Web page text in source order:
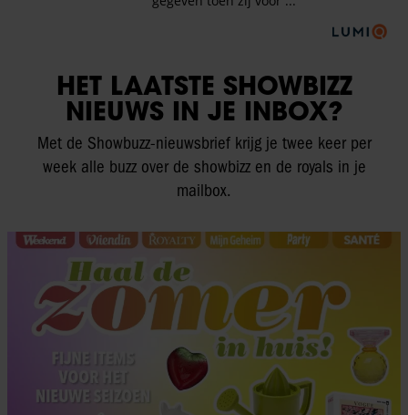
HET LAATSTE SHOWBIZZ
NIEUWS IN JE INBOX?
Met de Showbuzz-nieuwsbrief krijg je twee keer per
week alle buzz over de showbizz en de royals in je
mailbox.